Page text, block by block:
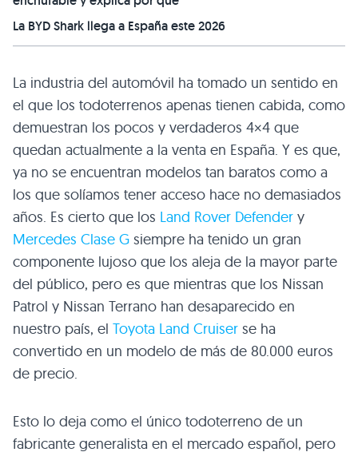
La BYD Shark llega a España este 2026
La industria del automóvil ha tomado un sentido en
el que los todoterrenos apenas tienen cabida, como
demuestran los pocos y verdaderos 4×4 que
quedan actualmente a la venta en España. Y es que,
ya no se encuentran modelos tan baratos como a
los que solíamos tener acceso hace no demasiados
años. Es cierto que los Land Rover Defender y
Mercedes Clase G siempre ha tenido un gran
componente lujoso que los aleja de la mayor parte
del público, pero es que mientras que los Nissan
Patrol y Nissan Terrano han desaparecido en
nuestro país, el Toyota Land Cruiser se ha
convertido en un modelo de más de 80.000 euros
de precio.
Esto lo deja como el único todoterreno de un
fabricante generalista en el mercado español, pero